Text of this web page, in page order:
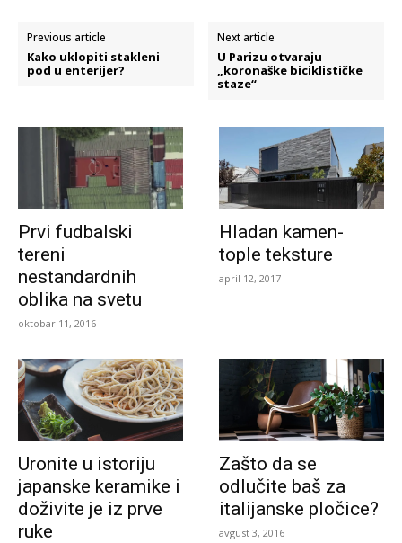
Previous article
Kako uklopiti stakleni
pod u enterijer?
Next article
U Parizu otvaraju
„koronaške biciklističke
staze“
Prvi fudbalski
tereni
nestandardnih
oblika na svetu
oktobar 11, 2016
Hladan kamen-
tople teksture
april 12, 2017
Uronite u istoriju
japanske keramike i
doživite je iz prve
ruke
Zašto da se
odlučite baš za
italijanske pločice?
avgust 3, 2016